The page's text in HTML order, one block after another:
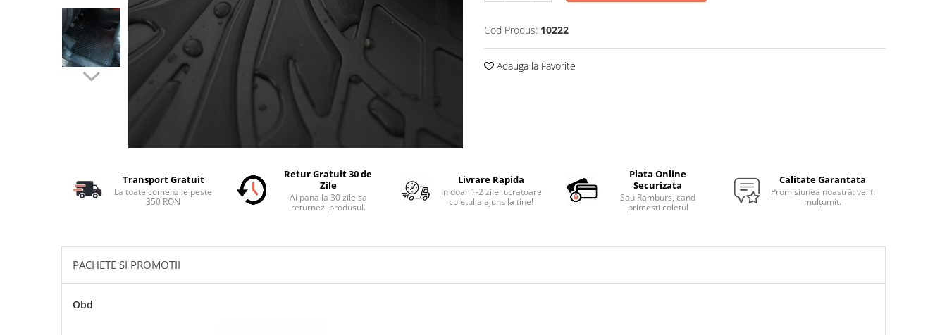
Butoane Semnalizare
Schimbatoare Viteze
Accesorii Auto
Accesorii Auto Exterior
Tavite Portbagaj Dedicate
Covorase Auto/ Presuri Auto
Seturi Interior
Accesorii Siguranta Auto
Cod Produs: 10222
Adauga la Favorite
Transport Gratuit
La toate comenzile peste
350 RON
Retur Gratuit 30 de
Zile
Ai pana la 30 zile sa
returnezi produsul.
Livrare Rapida
In doar 1-2 zile lucratoare
coletul a ajuns la tine!
Plata Online
Securizata
Sau Ramburs, cand
primesti coletul
Calitate Garantata
Promisiunea noastră: vei fi
mulțumit.
PACHETE SI PROMOTII
Obd